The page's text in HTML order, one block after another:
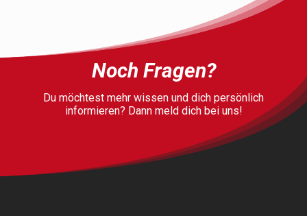
Noch Fragen?
Du möchtest mehr wissen und dich persönlich
informieren? Dann meld dich bei uns!